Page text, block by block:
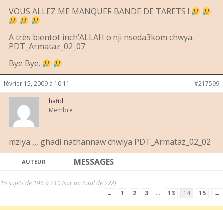
VOUS ALLEZ ME MANQUER BANDE DE TARETS !
A très bientot inch’ALLAH o nji nseda3kom chwya.
PDT_Armataz_02_07
Bye Bye.
février 15, 2009 à 10:11 #217599
hafid
Membre
mziya ,,, ghadi nathannaw chwiya PDT_Armataz_02_02
AUTEUR MESSAGES
15 sujets de 196 à 210 (sur un total de 222)
←
1 2 3 … 13 14 15 →